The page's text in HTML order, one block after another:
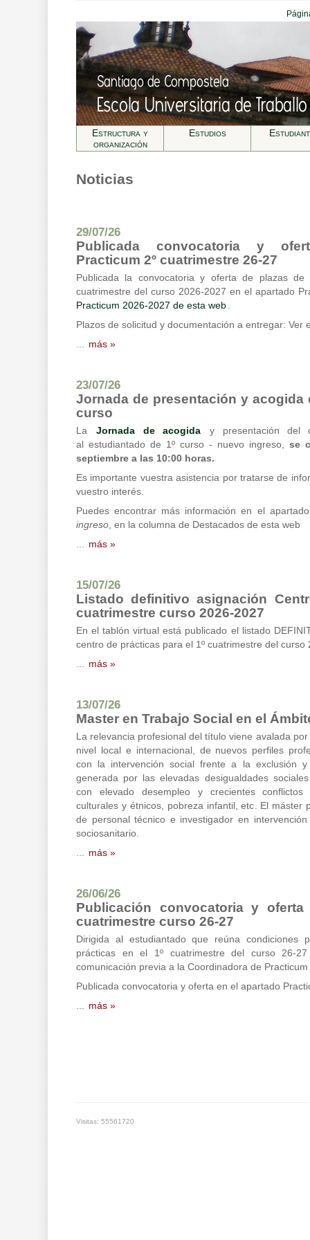
Estructura y
organización
Estudios
Noticias
29/07/26
Publicada convocatoria y
Practicum 2º cuatrimestre 26-27
Publicada la convocatoria y oferta de plazas de
cuatrimestre del curso 2026-2027 en el apartado
Practicum 2026-2027 de esta web
Plazos de solicitud y documentación a entregar: Ver
más »
23/07/26
Jornada de presentación y acogida
curso
La Jornada de acogida
y presentación del
al estudiantado de 1º curso - nuevo ingreso, se
septiembre a las 10:00 horas.
Es importante vuestra asistencia por tratarse de
vuestro interés.
Puedes encontrar más información en el
ingreso , en la columna de Destacados de esta web
más »
15/07/26
Listado definitivo asignación
cuatrimestre curso 2026-2027
En el tablón virtual está publicado el listado
centro de prácticas para el 1º cuatrimestre del curso
más »
13/07/26
Master en Trabajo Social en el
La relevancia profesional del título viene avalada
nivel local e internacional, de nuevos perfiles
con la intervención social frente a la exclusión
generada por las elevadas desigualdades
con elevado desempleo y crecientes
culturales y étnicos, pobreza infantil, etc. El máster
de personal técnico e investigador en
sociosanitario.
más »
26/06/26
Publicación convocatoria y oferta
cuatrimestre curso 26-27
Dirigida al estudiantado que reúna condiciones
prácticas en el 1º cuatrimestre del curso 26-
comunicación previa a la Coordinadora de Practicum
Publicada convocatoria y oferta en el apartado
más »
Visitas: 55561720